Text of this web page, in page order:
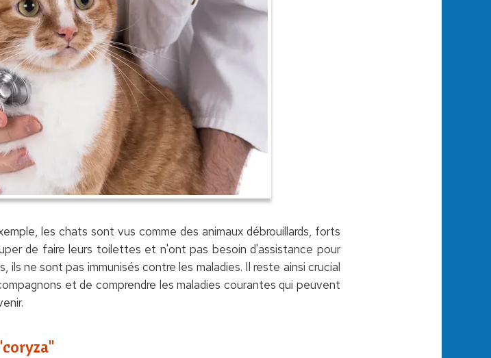
les chats sont vus comme des animaux débrouillards, forts
de faire leurs toilettes et n'ont pas besoin d'assistance pour
ne sont pas immunisés contre les maladies. Il reste ainsi crucial
et de comprendre les maladies courantes qui peuvent